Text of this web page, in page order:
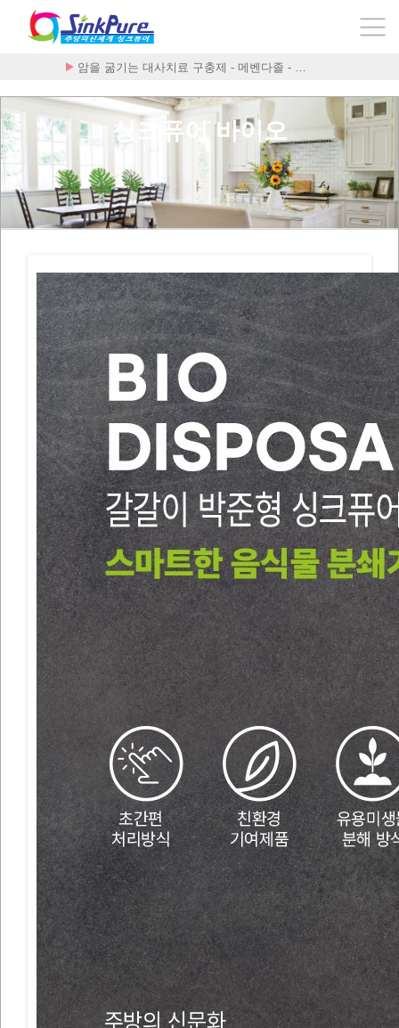
폰테크 처벌≫ 클릭 랭킹 Best 5 보기~!
싱크퓨어 바이오